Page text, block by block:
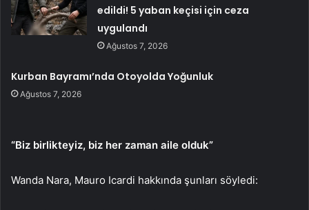
edildi! 5 yaban keçisi için ceza
uygulandı
Ağustos 7, 2026
Kurban Bayramı’nda Otoyolda Yoğunluk
Ağustos 7, 2026
“Biz birlikteyiz, biz her zaman aile olduk”
Wanda Nara, Mauro Icardi hakkında şunları söyledi: